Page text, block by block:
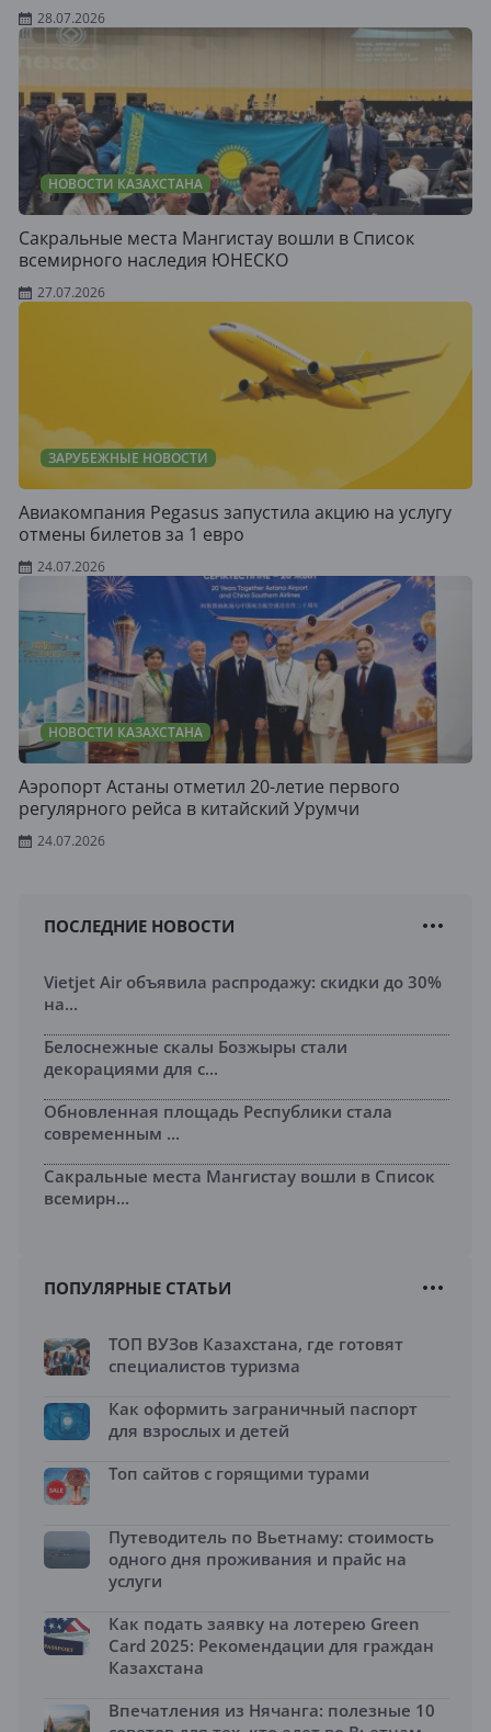
28.07.2026
НОВОСТИ КАЗАХСТАНА
Сакральные места Мангистау вошли в Список
всемирного наследия ЮНЕСКО
27.07.2026
ЗАРУБЕЖНЫЕ НОВОСТИ
Авиакомпания Pegasus запустила акцию на услугу
отмены билетов за 1 евро
24.07.2026
НОВОСТИ КАЗАХСТАНА
Аэропорт Астаны отметил 20-летие первого
регулярного рейса в китайский Урумчи
24.07.2026
ПОСЛЕДНИЕ НОВОСТИ
Vietjet Air объявила распродажу: скидки до 30%
на...
Белоснежные скалы Бозжыры стали
декорациями для с...
Обновленная площадь Республики стала
современным ...
Сакральные места Мангистау вошли в Список
всемирн...
ПОПУЛЯРНЫЕ СТАТЬИ
ТОП ВУЗов Казахстана, где готовят
специалистов туризма
Как оформить заграничный паспорт
для взрослых и детей
Топ сайтов с горящими турами
Путеводитель по Вьетнаму: стоимость
одного дня проживания и прайс на
услуги
Как подать заявку на лотерею Green
Card 2025: Рекомендации для граждан
Казахстана
Впечатления из Нячанга: полезные 10